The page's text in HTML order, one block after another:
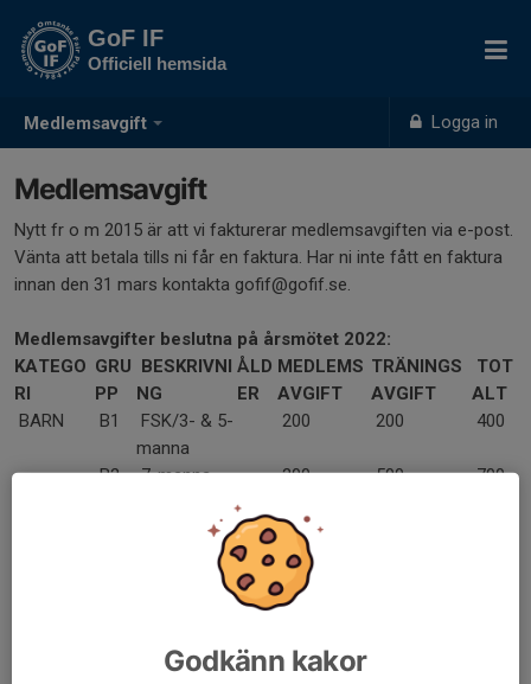
Medlemsavgift Logga in
GoF IF
Officiell hemsida
Medlemsavgift
Nytt fr o m 2015 är att vi fakturerar medlemsavgiften via e-post.
Vänta att betala tills ni får en faktura. Har ni inte fått en faktura
innan den 31 mars kontakta gofif@gofif.se.
Medlemsavgifter beslutna på årsmötet 2022:
KATEGO
RI
GRU
PP
BESKRIVNI
NG
ÅLD
ER
MEDLEMS
AVGIFT
TRÄNINGS
AVGIFT
TOT
ALT
BARN
B1
FSK/3- & 5-
manna
200 200 400
B2 7-manna 200 500
700
9/11-manna13-
14
9/11-manna15-
17
200
18- 200
150
Godkänn kakor